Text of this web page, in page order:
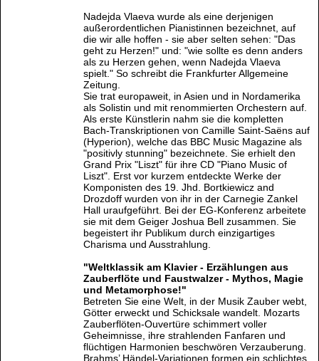
Nadejda Vlaeva wurde als eine derjenigen
außerordentlichen Pianistinnen bezeichnet, auf
die wir alle hoffen - sie aber selten sehen: "Das
geht zu Herzen!" und: "wie sollte es denn anders
als zu Herzen gehen, wenn Nadejda Vlaeva
spielt." So schreibt die Frankfurter Allgemeine
Zeitung.
Sie trat europaweit, in Asien und in Nordamerika
als Solistin und mit renommierten Orchestern auf.
Als erste Künstlerin nahm sie die kompletten
Bach-Transkriptionen von Camille Saint-Saëns auf
(Hyperion), welche das BBC Music Magazine als
"positivly stunning" bezeichnete. Sie erhielt den
Grand Prix "Liszt" für ihre CD "Piano Music of
Liszt". Erst vor kurzem entdeckte Werke der
Komponisten des 19. Jhd. Bortkiewicz and
Drozdoff wurden von ihr in der Carnegie Zankel
Hall uraufgeführt. Bei der EG-Konferenz arbeitete
sie mit dem Geiger Joshua Bell zusammen. Sie
begeistert ihr Publikum durch einzigartiges
Charisma und Ausstrahlung.
"Weltklassik am Klavier - Erzählungen aus
Zauberflöte und Faustwalzer - Mythos, Magie
und Metamorphose!"
Betreten Sie eine Welt, in der Musik Zauber webt,
Götter erweckt und Schicksale wandelt. Mozarts
Zauberflöten-Ouvertüre schimmert voller
Geheimnisse, ihre strahlenden Fanfaren und
flüchtigen Harmonien beschwören Verzauberung.
Brahms’ Händel-Variationen formen ein schlichtes